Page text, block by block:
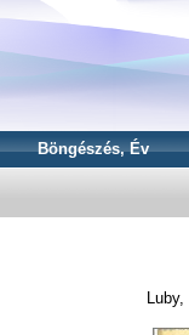
Böngészés, Év